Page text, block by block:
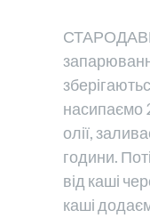
насипаємо
олії,
години.
від каші
каші